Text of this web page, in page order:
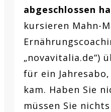
abgeschlossen
kursieren Mahn-
„novavitalia.de“)
für ein
kam. Haben Sie
müssen Sie